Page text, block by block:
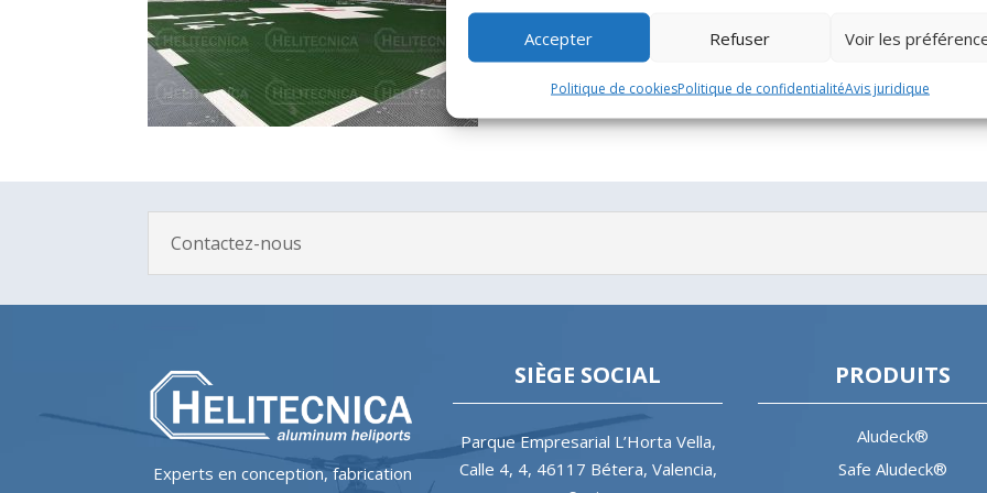
Accepter Refuser Voir les
Politique de cookiesPolitique de confidentialitéAvis juridique
Contactez-nous
Experts en conception, fabrication
SIÈGE SOCIAL
Parque Empresarial L’Horta Vella,
Calle 4, 4, 46117 Bétera, Valencia,
PRODUITS
Aludeck®
Safe Aludeck®